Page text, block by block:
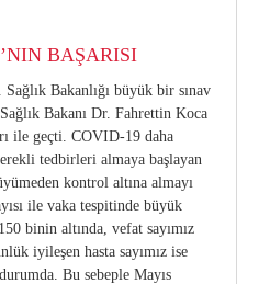
BAŞARISI
Bakanlığı büyük bir sınav
Bakanı Dr. Fahrettin Koca
ile geçti. COVID-19 daha
tedbirleri almaya başlayan
kontrol altına almayı
ile vaka tespitinde büyük
binin altında, vefat sayımız
iyileşen hasta sayımız ise
Bu sebeple Mayıs